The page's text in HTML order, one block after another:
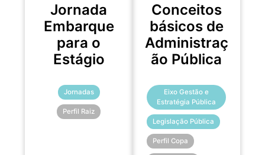
Jornada
Embarque
para o
Estágio
Jornadas
Perfil Raiz
Conceitos
básicos de
Administraç
ão Pública
Eixo Gestão e
Estratégia Pública
Legislação Pública
Perfil Copa